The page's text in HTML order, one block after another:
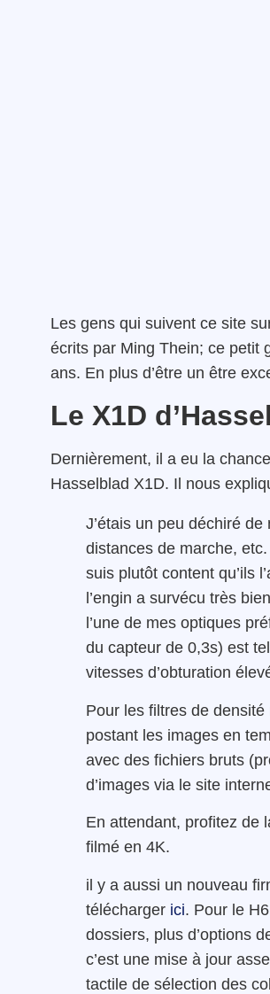
Les gens qui suivent ce site
écrits par Ming Thein; ce petit
ans. En plus d’être un être
Le X1D
Dernièrement, il a eu la
Hasselblad X1D. Il nous
J’étais un peu déchiré
distances de marche,
suis plutôt content qu’ils
l’engin a survécu très
l’une de mes optiques
du capteur de 0,3s) est
vitesses d’obturation
Pour les filtres de
postant les images en
avec des fichiers bruts
d’images via le site
En attendant, profitez de
filmé en 4K.
il y a aussi un nouveau
télécharger ici. Pour le
dossiers, plus d’options
c’est une mise à jour
tactile de sélection des